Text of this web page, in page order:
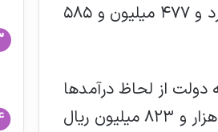
۲- درآمد اختصاصی وزارتخانه‌ها و موسسات دولتی بالغ بر ۷ میلیارد و ۴۷۷ میلیون و ۵۸۵
از لحاظ درآمدها
و سایر منابع تامین اعتبار بالغ بر ۸۸ میلیارد و ۹۶۶ میلیون و ۲۶۹ هزار و ۸۲۳ میلیون ریال